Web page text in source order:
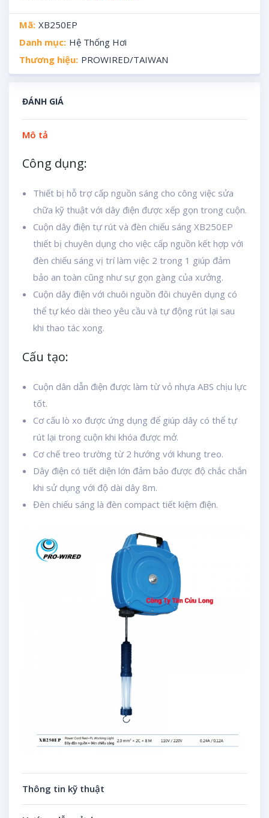
Mã: XB250EP
Danh mục: Hệ Thống Hơi
Thương hiệu: PROWIRED/TAIWAN
ĐÁNH GIÁ
Mô tả
Công dụng:
Thiết bị hỗ trợ cấp nguồn sáng cho công việc sửa
chữa kỹ thuật với dây điện được xếp gọn trong cuộn.
Cuộn dây điện tự rút và đèn chiếu sáng XB250EP
thiết bị chuyên dụng cho việc cấp nguồn kết hợp với
đèn chiếu sáng vị trí làm việc 2 trong 1 giúp đảm
bảo an toàn cũng như sự gọn gàng của xưởng.
Cuộn dây điện với chuôi nguồn đôi chuyên dụng có
thể tự kéo dài theo yêu cầu và tự động rút lại sau
khi thao tác xong.
Cấu tạo:
Cuộn dân dẫn điện được làm từ vỏ nhựa ABS chịu lực
tốt.
Cơ cấu lò xo được ứng dụng để giúp dây có thể tự
rút lại trong cuộn khi khóa được mở.
Cơ chế treo trường từ 2 hướng với khung treo.
Dây điện có tiết diện lớn đảm bảo được độ chắc chắn
khi sử dụng với độ dài dây 8m.
Đèn chiếu sáng là đèn compact tiết kiệm điện.
Thông tin kỹ thuật